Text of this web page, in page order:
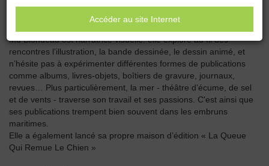
Accéder au site Internet
MU
Mu Blondeau est narratrice visuelle: elle explore au fil des
rencontres l’illustration, la bande dessinée, le dessin animé, et
n’hésite pas à expérimenter différentes formes de publications
comme albums, livres-objets, boîtiers de gravure, journaux,
revues… Plus particulièrement, la mer - théâtre d’écume, de sel
et de vents - traverse son travail et ses passions. C'est ainsi que
ses publications trempent bien souvent dans les embruns
maritimes.
Elle a également lancé sa propre maison d’édition « La Queue
Qui Remue Le Chien »